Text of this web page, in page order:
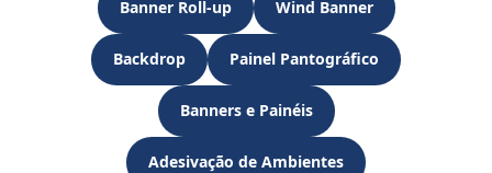
Banner Roll-up Wind Banner
Backdrop Painel Pantográfico
Banners e Painéis
Adesivação de Ambientes